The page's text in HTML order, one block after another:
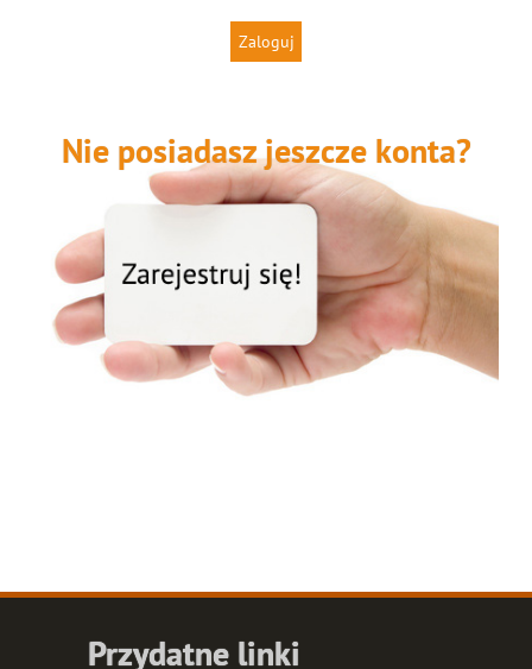
Nie posiadasz jeszcze konta?
Przydatne linki